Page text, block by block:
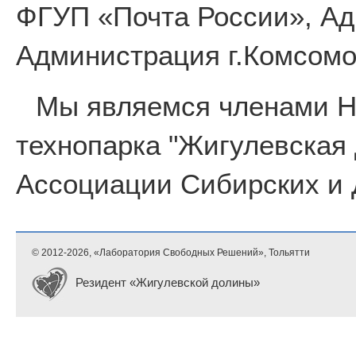
ФГУП «Почта России»,
Администрация
Мы являемся членами
технопарка
Ассоциации Сибирских и
© 2012-2026, «Лаборатория Свободных Решений», Тольятти
Резидент «Жигулевской долины»